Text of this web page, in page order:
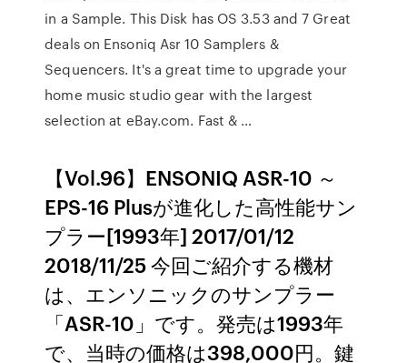
in a Sample. This Disk has OS 3.53 and 7 Great
deals on Ensoniq Asr 10 Samplers &
Sequencers. It's a great time to upgrade your
home music studio gear with the largest
selection at eBay.com. Fast & …
【Vol.96】ENSONIQ ASR-10 ～
EPS-16 Plusが進化した高性能サン
プラー[1993年] 2017/01/12
2018/11/25 今回ご紹介する機材
は、エンソニックのサンプラー
「ASR-10」です。発売は1993年
で、当時の価格は398,000円。鍵